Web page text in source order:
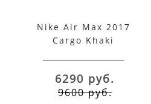
Nike Air Max 2017
Cargo Khaki
6290 руб.
9600 руб.